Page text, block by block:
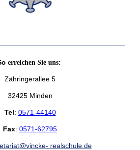
erreichen Sie uns:
Zähringerallee 5
32425 Minden
Tel: 0571-44140
Fax: 0571-62795
realschule.de